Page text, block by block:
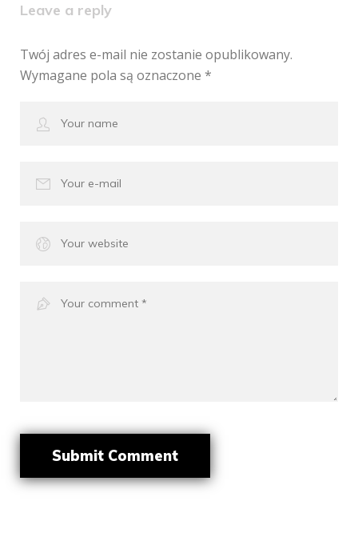
Leave a reply
Twój adres e-mail nie zostanie opublikowany.
Wymagane pola są oznaczone *